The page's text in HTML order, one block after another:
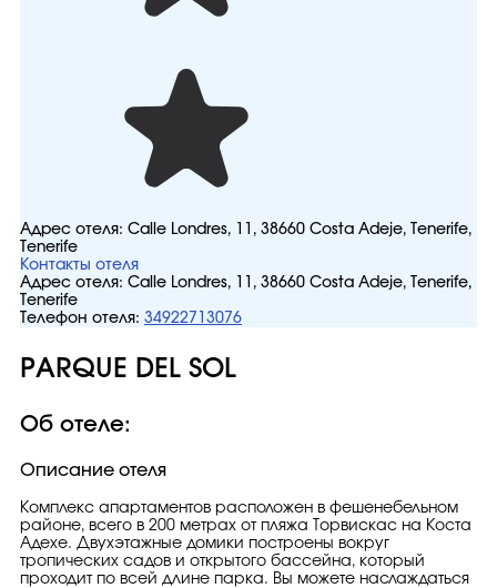
Адрес отеля: Calle Londres, 11, 38660 Costa Adeje, Tenerife,
Tenerife
Контакты отеля
Адрес отеля: Calle Londres, 11, 38660 Costa Adeje, Tenerife,
Tenerife
Телефон отеля: 34922713076
PARQUE DEL SOL
Об отеле:
Описание отеля
Комплекс апартаментов расположен в фешенебельном
районе, всего в 200 метрах от пляжа Торвискас на Коста
Адехе. Двухэтажные домики построены вокруг
тропических садов и открытого бассейна, который
проходит по всей длине парка. Вы можете наслаждаться